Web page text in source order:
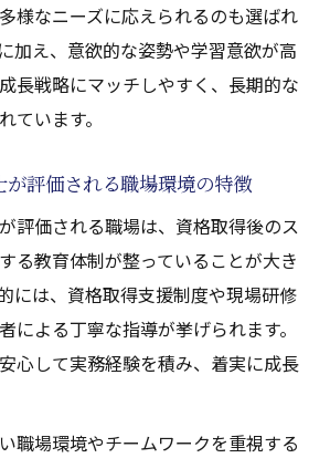
様なニーズに応えられるのも選ばれ
加え、意欲的な姿勢や学習意欲が高
長戦略にマッチしやすく、長期的な
ています。
評価される職場環境の特徴
評価される職場は、資格取得後のス
る教育体制が整っていることが大き
には、資格取得支援制度や現場研修
による丁寧な指導が挙げられます。
心して実務経験を積み、着実に成長
職場環境やチームワークを重視する